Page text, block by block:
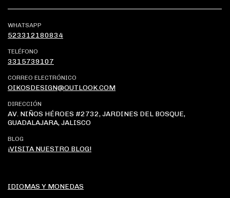
WHATSAPP
523312180834
TELÉFONO
3315739107
CORREO ELECTRÓNICO
OIKOSDESIGN@OUTLOOK.COM
DIRECCIÓN
AV. NIÑOS HÉROES #2732, JARDINES DEL BOSQUE,
GUADALAJARA, JALISCO
BLOG
¡VISITA NUESTRO BLOG!
IDIOMAS Y MONEDAS